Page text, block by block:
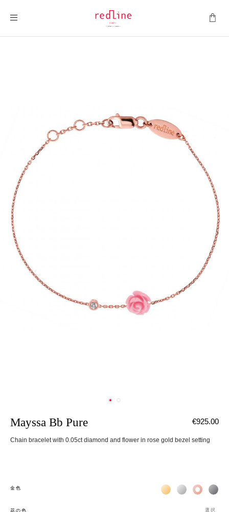
Mayssa Bb Pure
Chain bracelet with 0.05ct diamond and flower in rose gold bezel setting
€925.00
金色 Жёлтое золото 18К
Белое золото
Розовое
花の色 選択